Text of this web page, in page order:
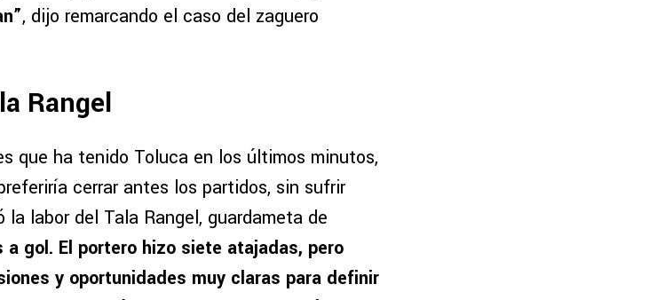
, dijo remarcando el caso del zaguero
Rangel
que ha tenido Toluca en los últimos minutos,
cerrar antes los partidos, sin sufrir
labor del Tala Rangel, guardameta de
a gol. El portero hizo siete atajadas, pero
y oportunidades muy claras para definir